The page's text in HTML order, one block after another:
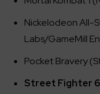
Nickelodeon All-
Labs/GameMill
Pocket Bravery
Street Fighter